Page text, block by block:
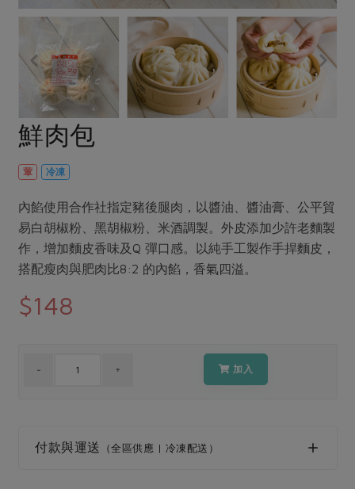
休閒零嘴 沖泡飲品
保健食品
居家好物
美妝保養 個人清潔
家庭清潔
日用品
最新產品
優惠專區
素食專區
漬物
涼拌沙拉
飲品
主題食譜
養身食補
節慶大餐
高麗菜海鮮煎餅
議題活動
主婦聯盟X樂齡網特約優惠案
30%rPET紅烏龍茶
2024農業發展計畫年度報告
更多議題活動
把最好的台灣味帶回家！
廢核運動 能源議題
減添加物 減塑減廢
公益金 食農教育
更多議題
生活者e週報
綠主張月刊
典藏閱覽室
社員權益
合作社法規
社務專區
選舉專區
最新消息
媒體報導
下載專區
地區活動
活動報下載
鮮肉包
葷 冷凍
內餡使用合作社指定豬後腿肉，以醬油、醬油膏、公平貿
易白胡椒粉、黑胡椒粉、米酒調製。外皮添加少許老麵製
作，增加麵皮香味及Q 彈口感。以純手工製作手捍麵皮，
搭配瘦肉與肥肉比8:2 的內餡，香氣四溢。
$148
加入
付款與運送 （全區供應 | 冷凍配送）